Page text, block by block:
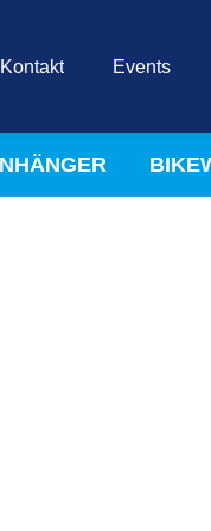
Kontakt Events